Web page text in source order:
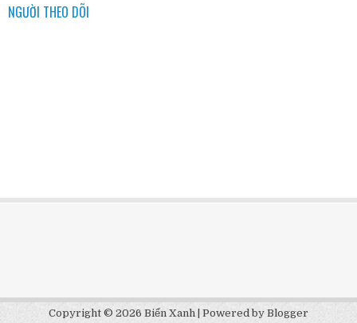
NGƯỜI THEO DÕI
Copyright © 2026 Biển Xanh | Powered by Blogger